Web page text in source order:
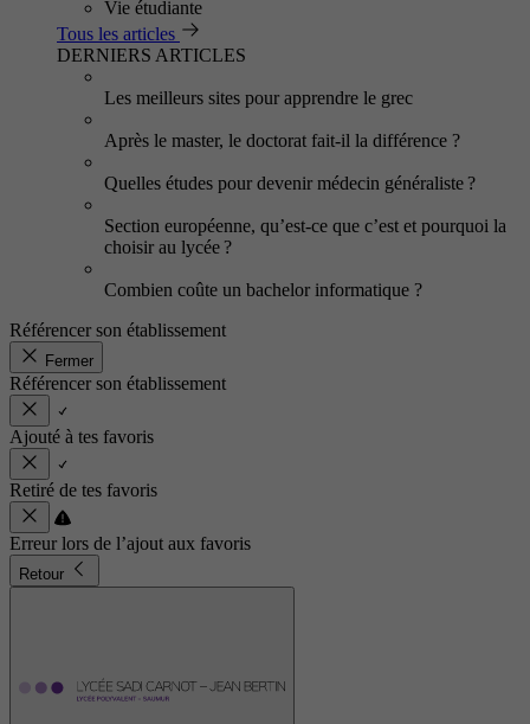
Vie étudiante
Tous les articles
DERNIERS ARTICLES
Les meilleurs sites pour apprendre le grec
Après le master, le doctorat fait-il la différence ?
Quelles études pour devenir médecin généraliste ?
Section européenne, qu’est-ce que c’est et pourquoi la
choisir au lycée ?
Combien coûte un bachelor informatique ?
Référencer son établissement
Fermer
Référencer son établissement
Ajouté à tes favoris
Retiré de tes favoris
Erreur lors de l’ajout aux favoris
Retour